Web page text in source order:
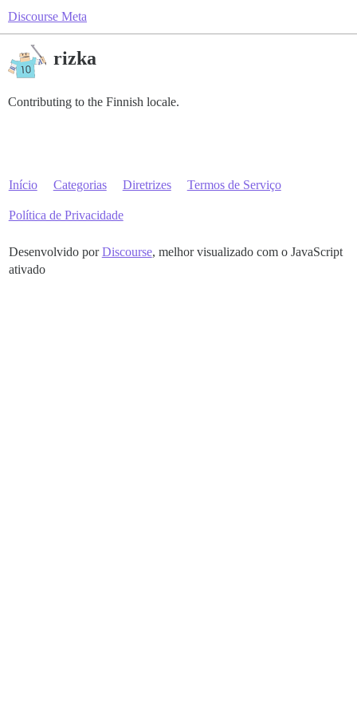
Discourse Meta
rizka
Contributing to the Finnish locale.
Início Categorias Diretrizes Termos de Serviço
Política de Privacidade
Desenvolvido porDiscourse, melhor visualizado com o JavaScript
ativado